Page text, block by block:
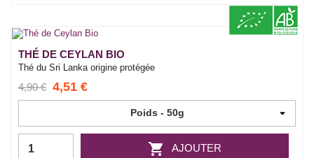
THÉ DE CEYLAN BIO
Thé du Sri Lanka origine protégée
4,90 € 4,51 €
 AJOUTER